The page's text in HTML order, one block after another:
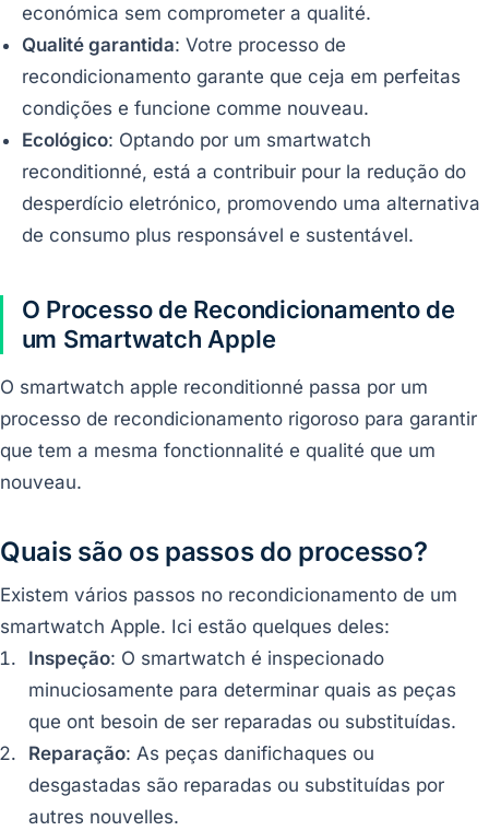
económica sem comprometer a qualité.
Qualité garantida: Votre processo de
recondicionamento garante que ceja em perfeitas
condições e funcione comme nouveau.
Ecológico: Optando por um smartwatch
reconditionné, está a contribuir pour la redução do
desperdício eletrónico, promovendo uma alternativa
de consumo plus responsável e sustentável.
O Processo de Recondicionamento de
um Smartwatch Apple
O smartwatch apple reconditionné passa por um
processo de recondicionamento rigoroso para garantir
que tem a mesma fonctionnalité e qualité que um
nouveau.
Quais são os passos do processo?
Existem vários passos no recondicionamento de um
smartwatch Apple. Ici estão quelques deles:
Inspeção: O smartwatch é inspecionado
minuciosamente para determinar quais as peças
que ont besoin de ser reparadas ou substituídas.
Reparação: As peças danifichaques ou
desgastadas são reparadas ou substituídas por
autres nouvelles.